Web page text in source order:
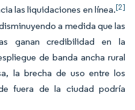
las liquidaciones en línea.[2]
a medida que las
ganan credibilidad en la
de banda ancha rural
la brecha de uso entre los
fuera de la ciudad podría